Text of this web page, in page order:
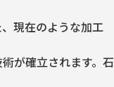
現在のような加工
が確立されます。石